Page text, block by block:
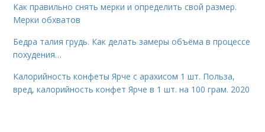
Как правильно снять мерки и определить свой размер.
Мерки обхватов
Бедра талия грудь. Как делать замеры объёма в процессе
похудения…
Калорийность конфеты Ярче с арахисом 1 шт. Польза,
вред, калорийность конфет Ярче в 1 шт. на 100 грам. 2020